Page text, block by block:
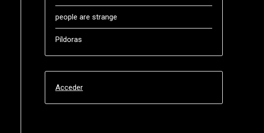
people are strange
Píldoras
Acceder